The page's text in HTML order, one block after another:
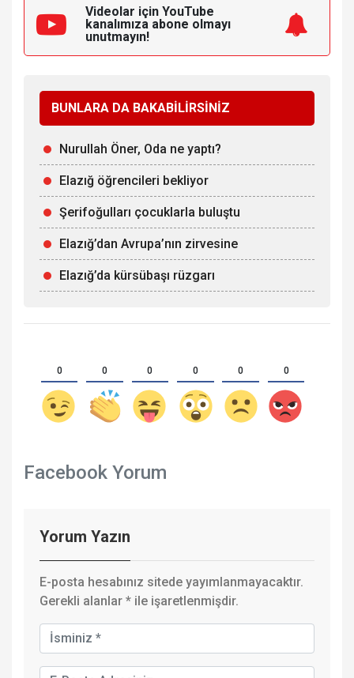
Videolar için YouTube
kanalımıza abone olmayı
unutmayın!
BUNLARA DA BAKABİLİRSİNİZ
Nurullah Öner, Oda ne yaptı?
Elazığ öğrencileri bekliyor
Şerifoğulları çocuklarla buluştu
Elazığ’dan Avrupa’nın zirvesine
Elazığ’da kürsübaşı rüzgarı
0 0 0 0 0 0
Facebook Yorum
Yorum Yazın
E-posta hesabınız sitede yayımlanmayacaktır.
Gerekli alanlar * ile işaretlenmişdir.